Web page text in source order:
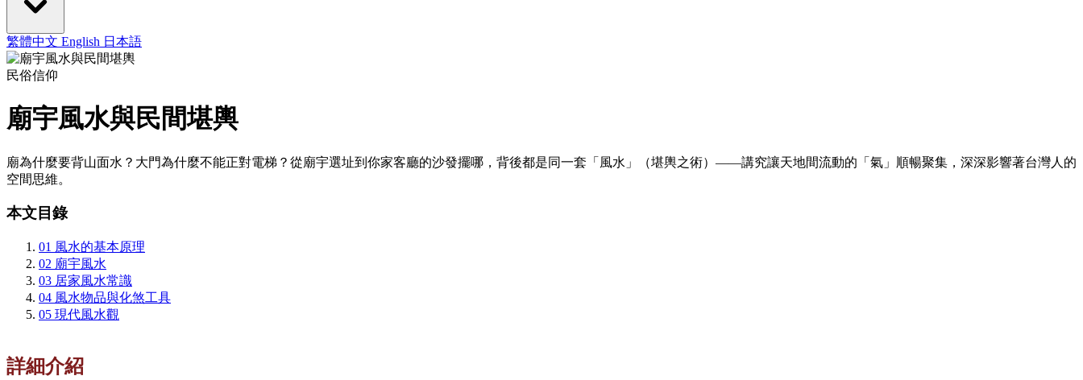
繁體中文 English 日本語
民俗信仰
廟宇風水與民間堪輿
廟為什麼要背山面水？大門為什麼不能正對電梯？從廟宇選址到你家客廳的沙發擺哪，背後都是同一套「風水」（堪輿之術）——講究讓天地間流動的「氣」順暢聚集，深深影響著台灣人的
空間思維。
本文目錄
01 風水的基本原理
02 廟宇風水
03 居家風水常識
04 風水物品與化煞工具
05 現代風水觀
詳細介紹